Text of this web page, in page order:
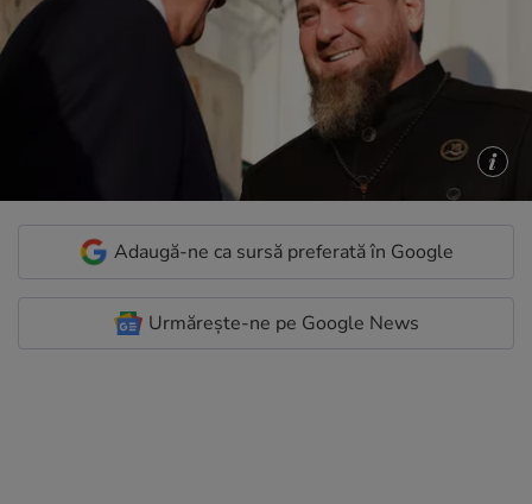
Adaugă-ne ca sursă preferată în Google
Urmărește-ne pe Google News